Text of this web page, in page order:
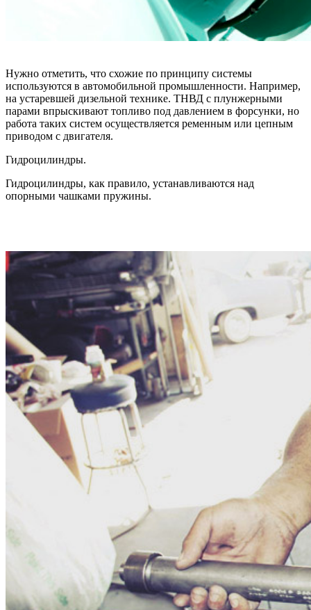
Нужно отметить, что схожие по принципу системы
используются в автомобильной промышленности. Например,
на устаревшей дизельной технике. ТНВД с плунжерными
парами впрыскивают топливо под давлением в форсунки, но
работа таких систем осуществляется ременным или цепным
приводом с двигателя.
Гидроцилиндры.
Гидроцилиндры, как правило, устанавливаются над
опорными чашками пружины.